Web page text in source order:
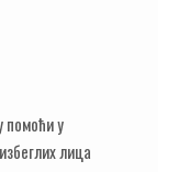
помоћи у
лица